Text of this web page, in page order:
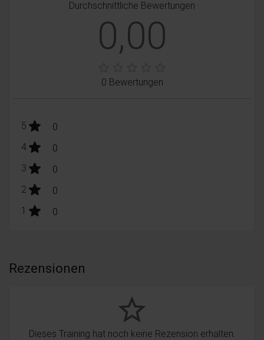
Durchschnittliche Bewertungen
0,00
0 Bewertungen
5 stars: 0
Bewertungen
4stars: 0
Bewertungen
3 stars: 0
Bewertungen
2 stars: 0
Bewertungen
1 stars: 0
Bewertungen
Rezensionen
star_border
Dieses Training hat noch keine Rezension erhalten.